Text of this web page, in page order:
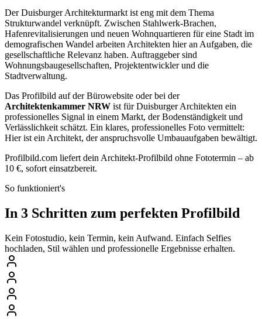
Der Duisburger Architekturmarkt ist eng mit dem Thema
Strukturwandel verknüpft. Zwischen Stahlwerk-Brachen,
Hafenrevitalisierungen und neuen Wohnquartieren für eine Stadt im
demografischen Wandel arbeiten Architekten hier an Aufgaben, die
gesellschaftliche Relevanz haben. Auftraggeber sind
Wohnungsbaugesellschaften, Projektentwickler und die
Stadtverwaltung.
Das Profilbild auf der Bürowebsite oder bei der
Architektenkammer NRW ist für Duisburger Architekten ein
professionelles Signal in einem Markt, der Bodenständigkeit und
Verlässlichkeit schätzt. Ein klares, professionelles Foto vermittelt:
Hier ist ein Architekt, der anspruchsvolle Umbauaufgaben bewältigt.
Profilbild.com liefert dein Architekt-Profilbild ohne Fototermin – ab
10 €, sofort einsatzbereit.
So funktioniert's
In 3 Schritten zum perfekten Profilbild
Kein Fotostudio, kein Termin, kein Aufwand. Einfach Selfies
hochladen, Stil wählen und professionelle Ergebnisse erhalten.